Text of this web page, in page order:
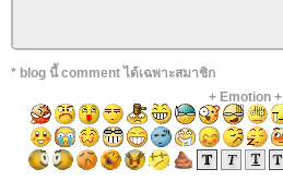
* blog นี้ comment ได้เฉพาะสมาชิก
+ Emotion+